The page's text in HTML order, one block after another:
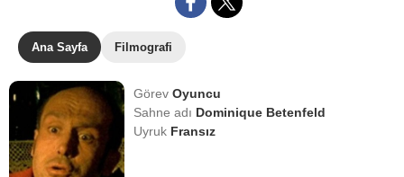
Ana Sayfa Filmografi
GörevOyuncu
Sahne adı Dominique Betenfeld
Uyruk Fransız